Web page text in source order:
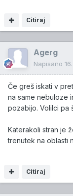
Citiraj
Agerg
Napisano
Če greš iskati v
na same nebuloze
pozabijo. Volilci pa
Katerakoli stran je
trenutek na oblasti
Citiraj